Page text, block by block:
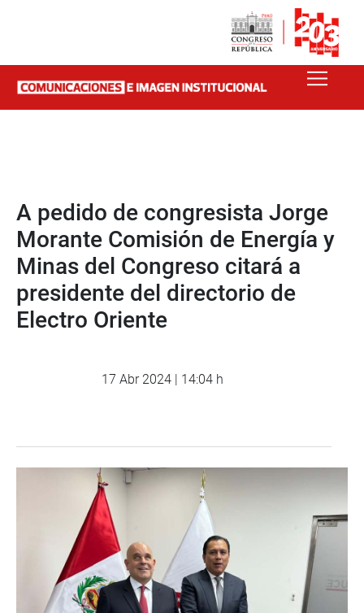
A pedido de congresista Jorge
Morante Comisión de Energía y
Minas del Congreso citará a
presidente del directorio de
Electro Oriente
17 Abr 2024 | 14:04 h